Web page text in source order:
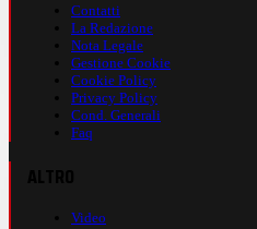
Contatti
La Redazione
Nota Legale
Gestione Cookie
Cookie Policy
Privacy Policy
Cond. Generali
Faq
Video